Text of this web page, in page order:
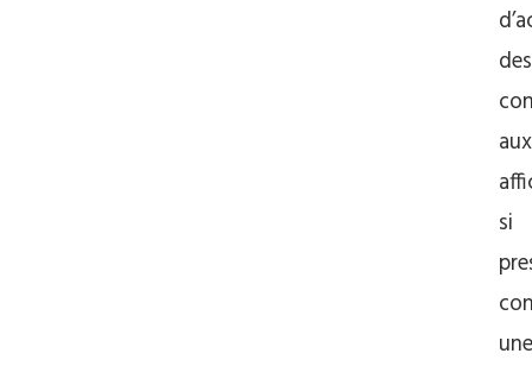
des
aux
si
une